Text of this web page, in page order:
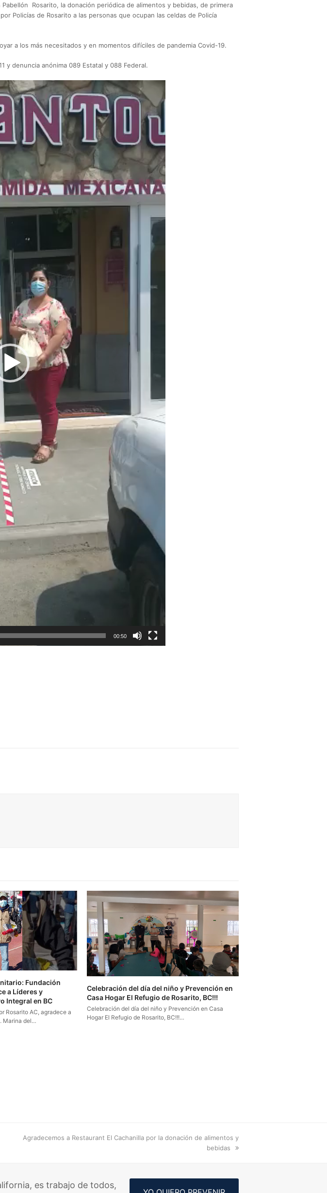
Rosarito, la donación periódica de alimentos y bebidas, de primera
Policías de Rosarito a las personas que ocupan las celdas de Policía
a los más necesitados y en momentos difíciles de pandemia Covid-19.
y denuncia anónima 089 Estatal y 088 Federal.
00:50
Fundación
a Líderes y
Integral en BC
Rosarito AC, agradece a
Marina del…
Celebración del día del niño y Prevención en
Casa Hogar El Refugio de Rosarito, BC!!!
Celebración del día del niño y Prevención en Casa
Hogar El Refugio de Rosarito, BC!!!…
next
Agradecemos a Restaurant El Cachanilla por la donación de alimentos y
bebidas
es trabajo de todos,